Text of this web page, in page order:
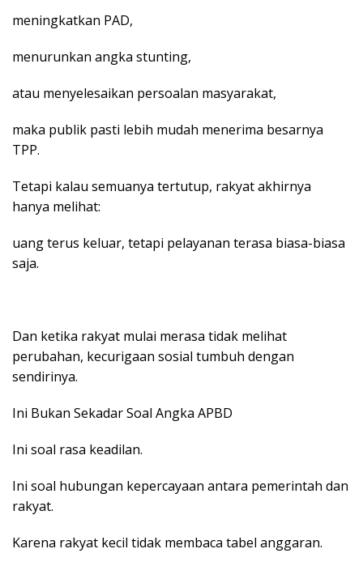
meningkatkan PAD,
menurunkan angka stunting,
atau menyelesaikan persoalan masyarakat,
maka publik pasti lebih mudah menerima besarnya
TPP.
Tetapi kalau semuanya tertutup, rakyat akhirnya
hanya melihat:
uang terus keluar, tetapi pelayanan terasa biasa-biasa
saja.
Dan ketika rakyat mulai merasa tidak melihat
perubahan, kecurigaan sosial tumbuh dengan
sendirinya.
Ini Bukan Sekadar Soal Angka APBD
Ini soal rasa keadilan.
Ini soal hubungan kepercayaan antara pemerintah dan
rakyat.
Karena rakyat kecil tidak membaca tabel anggaran.